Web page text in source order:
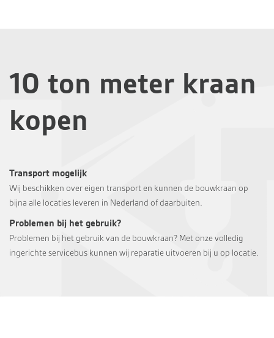
10 ton meter kraan
kopen
Transport mogelijk
Wij beschikken over eigen transport en kunnen de bouwkraan op
bijna alle locaties leveren in Nederland of daarbuiten.
Problemen bij het gebruik?
Problemen bij het gebruik van de bouwkraan? Met onze volledig
ingerichte servicebus kunnen wij reparatie uitvoeren bij u op locatie.